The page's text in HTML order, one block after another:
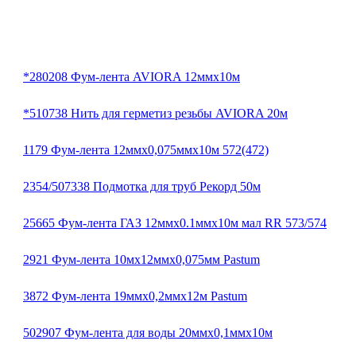
*280208 Фум-лента AVIORA 12ммх10м
*510738 Нить для герметиз резьбы AVIORA 20м
1179 Фум-лента 12ммх0,075ммх10м 572(472)
2354/507338 Подмотка для труб Рекорд 50м
25665 Фум-лента ГАЗ 12ммх0.1ммх10м мал RR 573/574
2921 Фум-лента 10мх12ммх0,075мм Pastum
3872 Фум-лента 19ммх0,2ммх12м Pastum
502907 Фум-лента для воды 20ммх0,1ммх10м